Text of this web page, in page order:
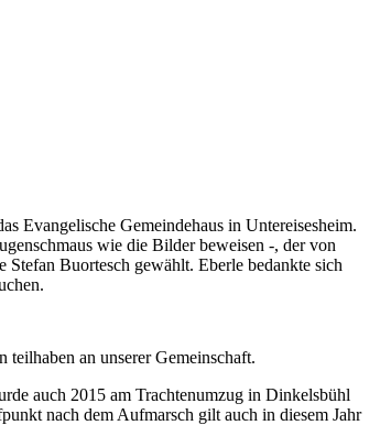
Evangelische Gemeindehaus in Untereisesheim.
wie die Bilder beweisen -, der von
Buortesch gewählt. Eberle bedankte sich
an unserer Gemeinschaft.
auch 2015 am Trachtenumzug in Dinkelsbühl
nach dem Aufmarsch gilt auch in diesem Jahr